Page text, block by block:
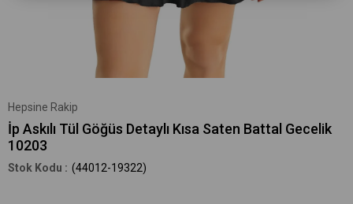
Hepsine Rakip
İp Askılı Tül Göğüs Detaylı Kısa Saten Battal Gecelik
10203
(44012-19322)